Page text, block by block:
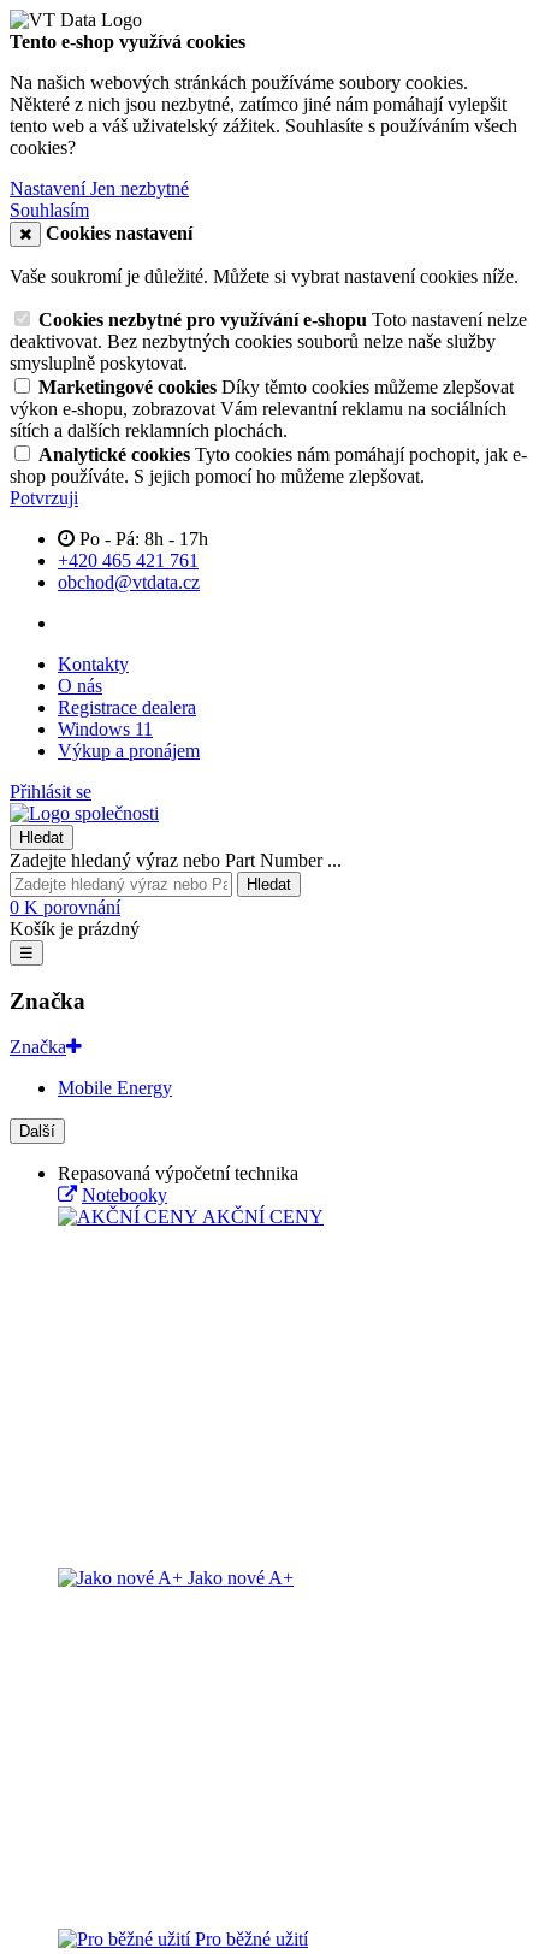
Tento e-shop využívá cookies
Na našich webových stránkách používáme soubory cookies.
Některé z nich jsou nezbytné, zatímco jiné nám pomáhají vylepšit
tento web a váš uživatelský zážitek. Souhlasíte s používáním všech
cookies?
NastaveníJen nezbytné
Souhlasím
Cookies nastavení
Vaše soukromí je důležité. Můžete si vybrat nastavení cookies níže.
Cookies nezbytné pro využívání e-shopu Toto nastavení nelze
deaktivovat. Bez nezbytných cookies souborů nelze naše služby
smysluplně poskytovat.
Marketingové cookies Díky těmto cookies můžeme zlepšovat
výkon e-shopu, zobrazovat Vám relevantní reklamu na sociálních
sítích a dalších reklamních plochách.
Analytické cookies Tyto cookies nám pomáhají pochopit, jak e-
shop používáte. S jejich pomocí ho můžeme zlepšovat.
Potvrzuji
Po - Pá: 8h - 17h
+420 465 421 761
obchod@vtdata.cz
Kontakty
O nás
Registrace dealera
Windows 11
Výkup a pronájem
Přihlásit se
Hledat
Zadejte hledaný výraz nebo Part Number ...
Hledat
0 K porovnání
Košík je prázdný
☰
Značka
Značka
Mobile Energy
Další
Repasovaná výpočetní technika
Notebooky
AKČNÍ CENY
Jako nové A+
Pro běžné užití